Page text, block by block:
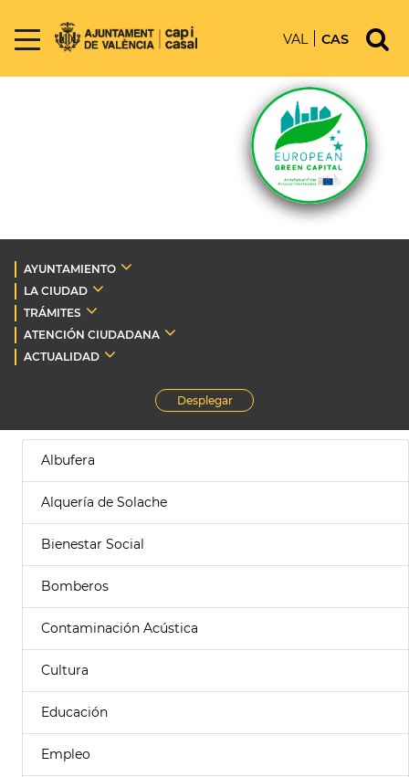
VAL CAS
AYUNTAMIENTO
LA CIUDAD
TRÁMITES
ATENCIÓN CIUDADANA
ACTUALIDAD
Desplegar
Albufera
Alquería de Solache
Bienestar Social
Bomberos
Contaminación Acústica
Cultura
Educación
Empleo